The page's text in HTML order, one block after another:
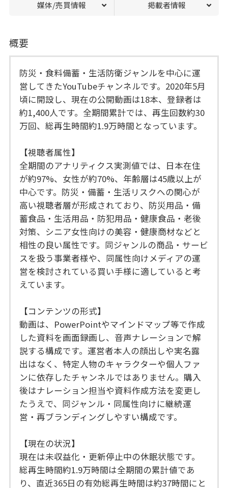
媒体/売買情報 掲載者情報
概要
防災・食料備蓄・生活防衛ジャンルを中心に運
営してきたYouTubeチャンネルです。2020年5月
頃に開設し、現在の公開動画は18本、登録者は
約1,400人です。全期間累計では、再生回数約30
万回、総再生時間約1.9万時間となっています。
【視聴者属性】
全期間のアナリティクス実測値では、日本在住
が約97%、女性が約70%、年齢層は45歳以上が
中心です。防災・備蓄・生活リスクへの関心が
高い視聴者層が形成されており、防災用品・備
蓄食品・生活用品・防犯用品・健康食品・老後
対策、シニア女性向けの美容・健康商材などと
相性の良い属性です。同ジャンルの商品・サービ
スを扱う事業者様や、同属性向けメディアの運
営を検討されている買い手様に適していると考
えています。
【コンテンツの形式】
動画は、PowerPointやマインドマップ等で作成
した資料を画面録画し、音声ナレーションで解
説する構成です。運営者本人の顔出しや実名露
出はなく、特定人物のキャラクターや個人ファ
ンに依存したチャンネルではありません。購入
後はナレーション担当や資料作成方法を変更し
たうえで、同ジャンル・同属性向けに継続運
営・再ブランディングしやすい構成です。
【現在の状況】
現在は未収益化・更新停止中の休眠状態です。
総再生時間約1.9万時間は全期間の累計値であ
り、直近365日の有効総再生時間は約37時間にと